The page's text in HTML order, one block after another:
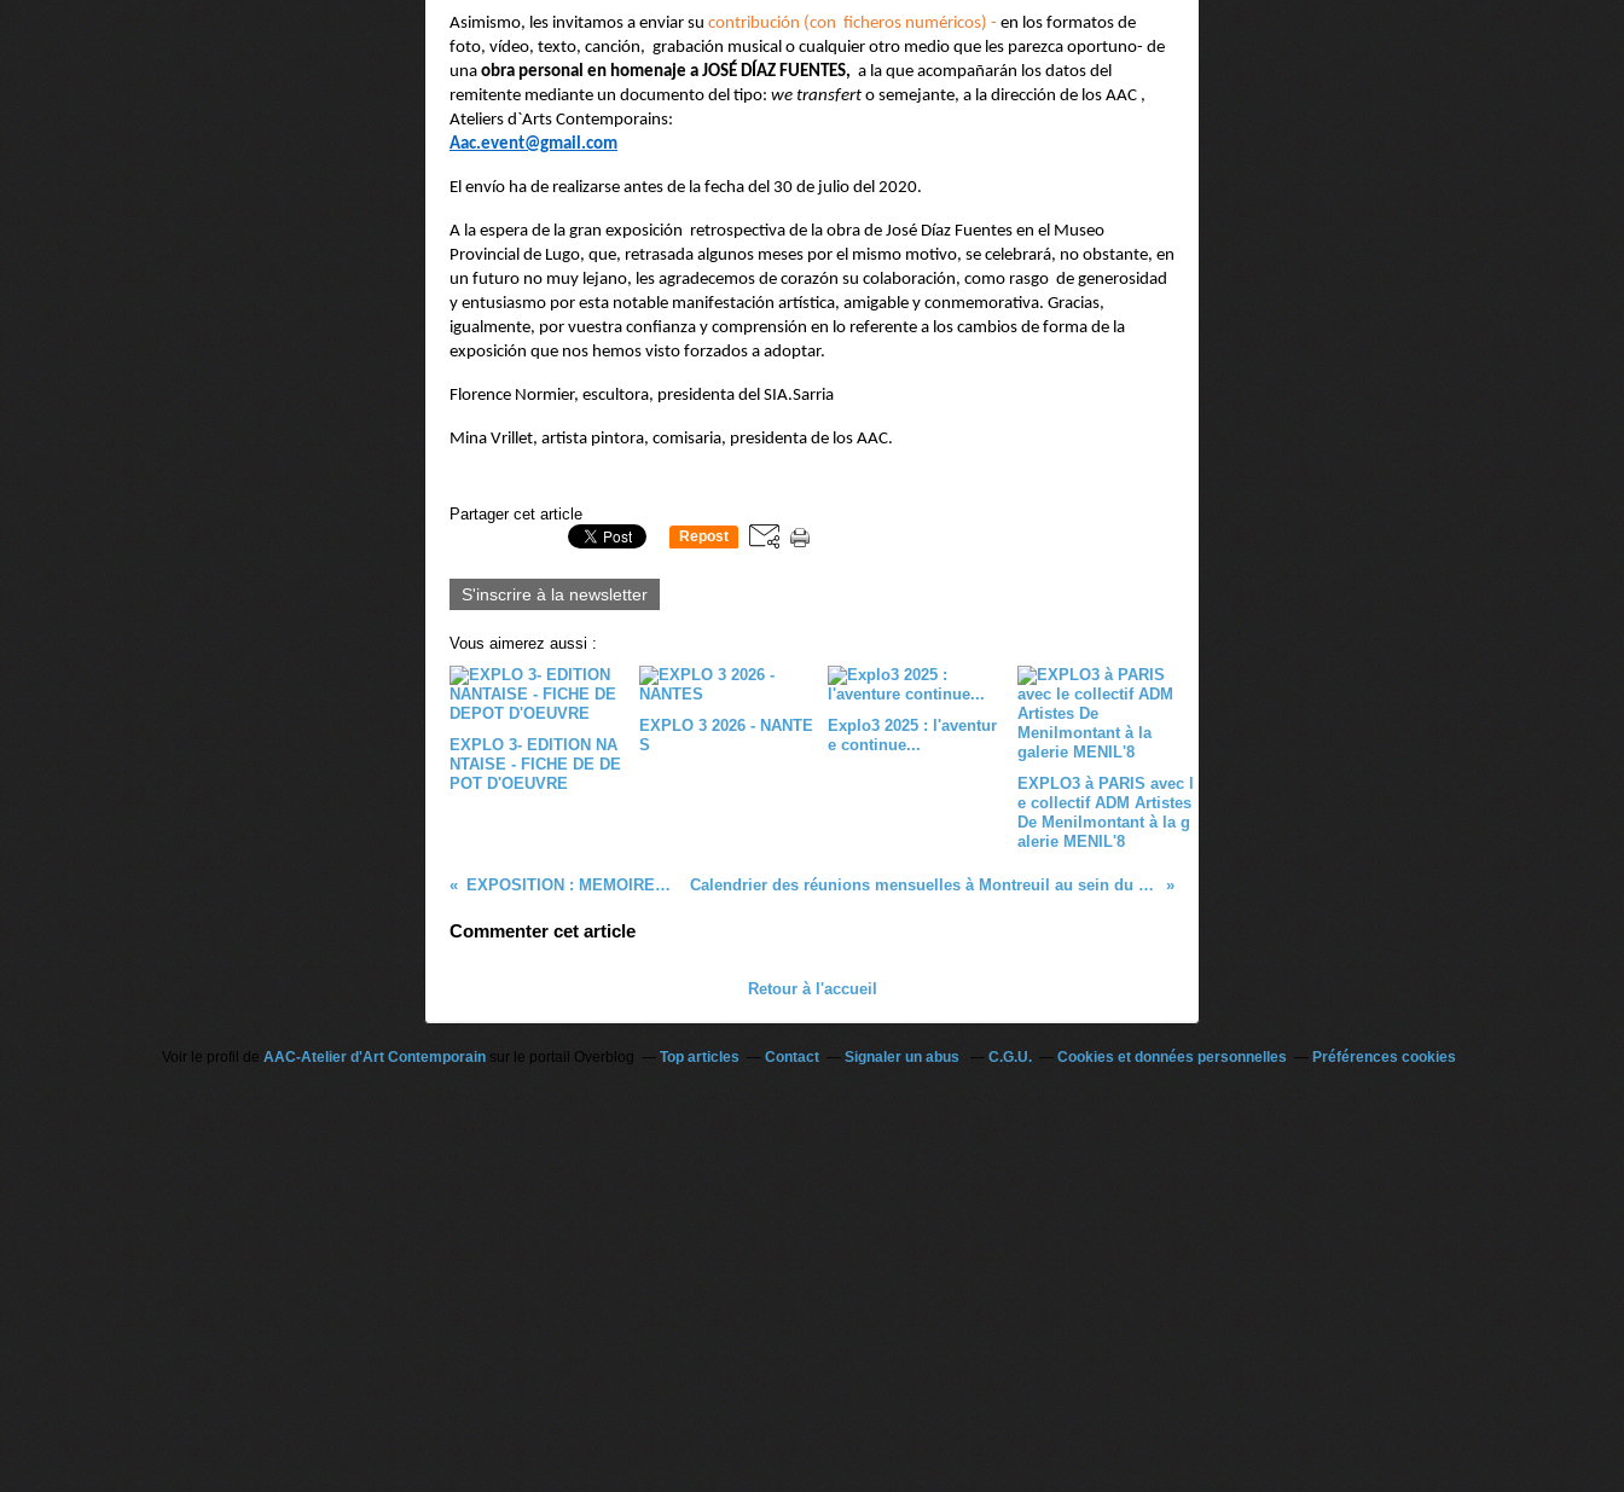
Asimismo, les invitamos a enviar su contribución (con ficheros numéricos) - en los formatos de
foto, vídeo, texto, canción, grabación musical o cualquier otro medio que les parezca oportuno- de
una obra personal en homenaje a JOSÉ DÍAZ FUENTES, a la que acompañarán los datos del
remitente mediante un documento del tipo: we transfert o semejante, a la dirección de los AAC ,
Ateliers d`Arts Contemporains:
Aac.event@gmail.com
El envío ha de realizarse antes de la fecha del 30 de julio del 2020.
A la espera de la gran exposición retrospectiva de la obra de José Díaz Fuentes en el Museo
Provincial de Lugo, que, retrasada algunos meses por el mismo motivo, se celebrará, no obstante, en
un futuro no muy lejano, les agradecemos de corazón su colaboración, como rasgo de generosidad
y entusiasmo por esta notable manifestación artística, amigable y conmemorativa. Gracias,
igualmente, por vuestra confianza y comprensión en lo referente a los cambios de forma de la
exposición que nos hemos visto forzados a adoptar.
Florence Normier, escultora, presidenta del SIA.Sarria
Mina Vrillet, artista pintora, comisaria, presidenta de los AAC.
Partager cet article
Repost
S'inscrire à la newsletter
Vous aimerez aussi :
EXPLO 3- EDITION NA
NTAISE - FICHE DE DE
POT D'OEUVRE
EXPLO 3 2026 - NANTE
S
Explo3 2025 : l'aventur
e continue...
EXPLO3 à PARIS avec l
e collectif ADM Artistes
De Menilmontant à la g
alerie MENIL'8
EXPOSITION : MEMOIRE DE JOSE DIAZ FUENTES Calendrier des réunions mensuelles à Montreuil au sein du siège social - 6 rue de la convention 93100 Montreuil
Commenter cet article
Retour à l'accueil
Voir le profil de AAC-Atelier d'Art Contemporainsur le portail Overblog Top articles Contact Signaler un abus C.G.U. Cookies et données personnelles Préférences cookies